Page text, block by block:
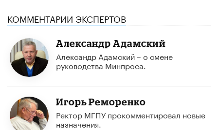
КОММЕНТАРИИ ЭКСПЕРТОВ
Александр Адамский
Александр Адамский – о смене
руководства Минпроса.
Игорь Реморенко
Ректор МГПУ прокомментировал новые
назначения.